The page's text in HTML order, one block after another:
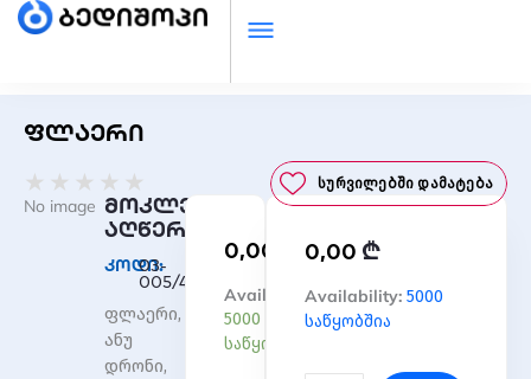
ფლაერი
★ ★ ★ ★ ★
0
out
5
Სურვილებში Დამატება
No image მოკლე
აღწერა
კოდი:
03-
005/4
ფლაერი,
ანუ
დრონი,
0,00
Availability:
5000
საწყობშია
რაოდენობა:
ფლაერი
0,00 ₾
Availability: 5000
საწყობშია
რაოდენობა:
ფლაერი